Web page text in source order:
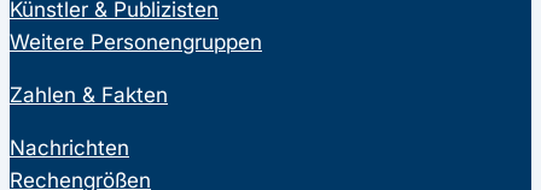
Künstler & Publizisten
Weitere Personengruppen
Zahlen & Fakten
Nachrichten
Rechengrößen